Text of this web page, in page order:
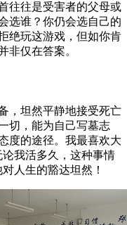
往往是受害者的父母或
选谁？你仍会选自己的
绝玩这游戏，但如你肯
非仅在答案。
，坦然平静地接受死亡
切，能为自己写墓志
度的途径。我最喜欢大
我活多久，这种事情
人生的豁达坦然！